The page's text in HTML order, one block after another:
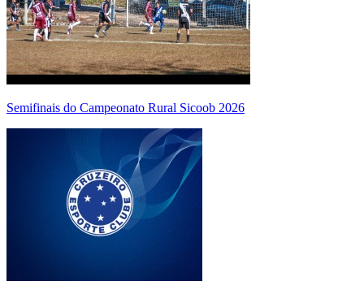
Semifinais do Campeonato Rural Sicoob 2026